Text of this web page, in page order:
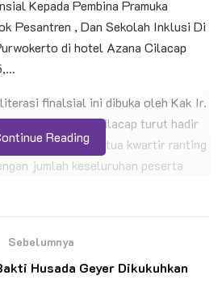
Kepada Pembina Pramuka
Pesantren , Dan Sekolah Inklusi Di
di hotel Azana Cilacap
finalsial ini dibuka oleh Kak Ir.
harian kwarcab cilacap turut hadir
andalan serta ketua kwartir ranting
jumlah keseluruhan peserta
Dukung Pendirian Hutan
Reading
Sebelumnya
Husada Geyer Dikukuhkan